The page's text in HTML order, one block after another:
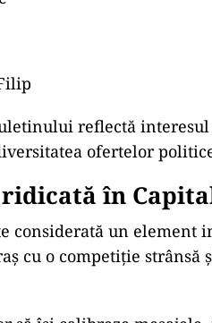
Anca-Nicoleta
formată din AUR
fragmentată.
candidaților